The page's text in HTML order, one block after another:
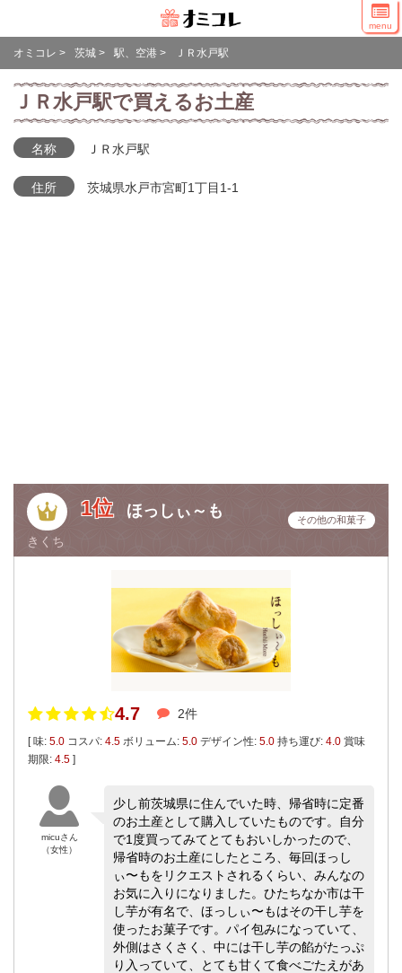
menu
オミコレ > 茨城 > 駅、空港 > ＪＲ水戸駅
ＪＲ水戸駅で買えるお土産
名称 ＪＲ水戸駅
住所 茨城県水戸市宮町1丁目1-1
1位 ほっしぃ～も
きくち
その他の和菓子
4.7 2件
[ 味: 5.0 コスパ: 4.5 ボリューム: 5.0 デザイン性: 5.0 持ち運び: 4.0 賞味
期限: 4.5 ]
micuさん
（女性）
少し前茨城県に住んでいた時、帰省時に定番
のお土産として購入していたものです。自分
で1度買ってみてとてもおいしかったので、
帰省時のお土産にしたところ、毎回ほっし
ぃ〜もをリクエストされるくらい、みんなの
お気に入りになりました。ひたちなか市は干
し芋が有名で、ほっしぃ〜もはその干し芋を
使ったお菓子です。パイ包みになっていて、
外側はさくさく、中には干し芋の餡がたっぷ
り入っていて、とても甘くて食べごたえがあ